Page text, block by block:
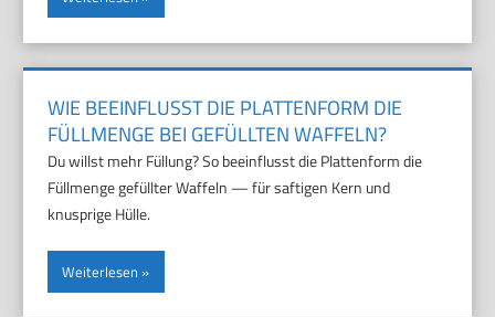
WIE BEEINFLUSST DIE PLATTENFORM DIE
FÜLLMENGE BEI GEFÜLLTEN WAFFELN?
Du willst mehr Füllung? So beeinflusst die Plattenform die
Füllmenge gefüllter Waffeln — für saftigen Kern und
knusprige Hülle.
Weiterlesen